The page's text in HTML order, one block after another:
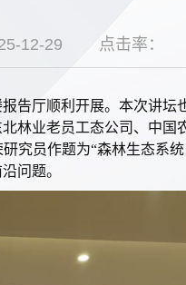
12-29 点击率：
告厅顺利开展。本次讲坛
林业老员工态公司、中国
究员作题为“森林生态系
问题。